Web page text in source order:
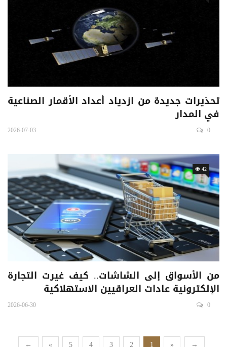
تحذيرات جديدة من ازدياد أعداد الأقمار الصناعية
في المدار
2026-07-03 0
42
من الأسواق إلى الشاشات.. كيف غيرت التجارة
الإلكترونية عادات العراقيين الاستهلاكية
2026-06-30 0